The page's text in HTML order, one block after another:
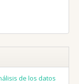
de los datos